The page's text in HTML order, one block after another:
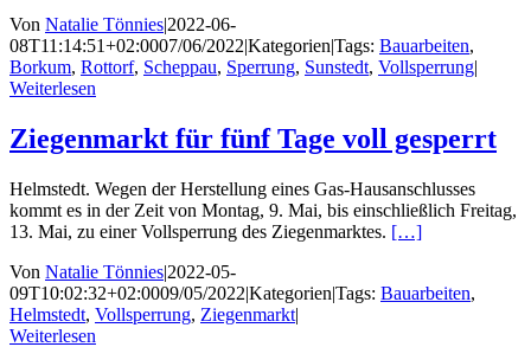
Von Natalie Tönnies|2022-06-
08T11:14:51+02:0007/06/2022|Kategorien|Tags: Bauarbeiten,
Borkum, Rottorf, Scheppau, Sperrung, Sunstedt, Vollsperrung|
Weiterlesen
Ziegenmarkt für fünf Tage voll gesperrt
Helmstedt. Wegen der Herstellung eines Gas-Hausanschlusses
kommt es in der Zeit von Montag, 9. Mai, bis einschließlich Freitag,
13. Mai, zu einer Vollsperrung des Ziegenmarktes. […]
Von Natalie Tönnies|2022-05-
09T10:02:32+02:0009/05/2022|Kategorien|Tags: Bauarbeiten,
Helmstedt, Vollsperrung, Ziegenmarkt|
Weiterlesen